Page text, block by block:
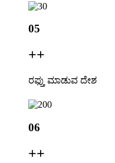
05
++
ರಫ್ತು ಮಾಡುವ ದೇಶ
06
++